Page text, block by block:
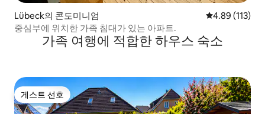
Lübeck의 콘도미니엄 평점 4.89점(5
4.89 (113)
중심부에 위치한 가족 침대가 있는 아파트.
가족 여행에 적합한 하우스 숙소
게스트 선호
게스트 선호